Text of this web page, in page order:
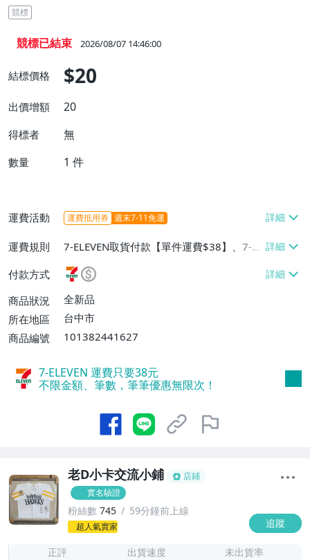
競標
競標已結束 2026/08/07 14:46:00
結標價格 $20
出價增額 20
得標者 無
數量 1 件
運費活動 運費抵用券 週末7-11免運
運費規則
7-ELEVEN取貨付款【單件運費$38】、7-EL
EVEN取貨不付款【單件運費$38】、宅配/
貨運【單件運費$60、消費滿$1000免運
費】、郵局掛號【單件運費$31、滿10件或
消費滿$700免運費】、低溫配送【單件運
付款方式
商品狀況
全新品
所在地區
台中市
商品編號
101382441627
7-ELEVEN 運費只要38元
不限金額、筆數，筆筆優惠無限次！
老D小卡交流小鋪
店鋪
實名驗證
粉絲數 745 59分鐘前上線
超人氣賣家 追蹤
正評 出貨速度 未出貨率